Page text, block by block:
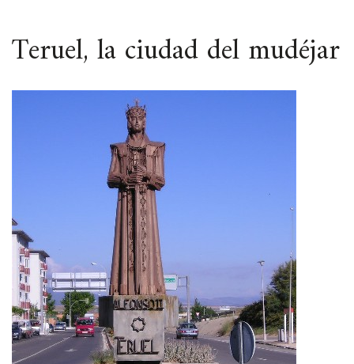
ESPACIO
Teruel, la ciudad del mudéjar